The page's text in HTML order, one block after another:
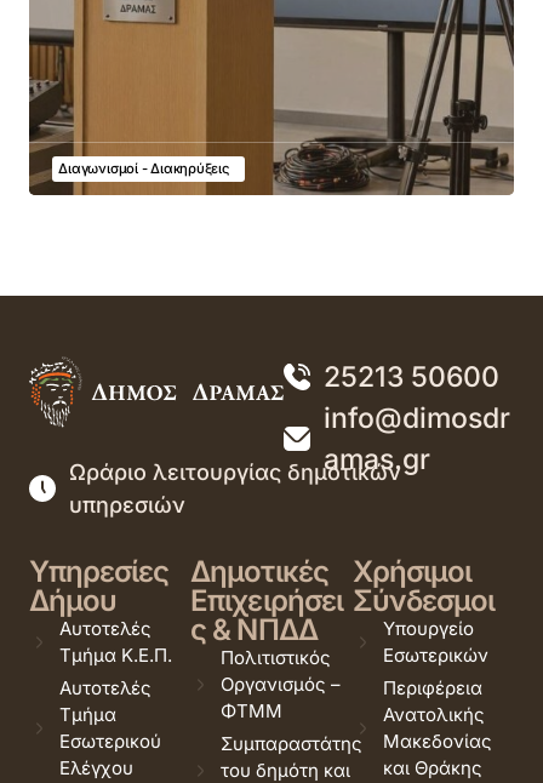
Διαγωνισμοί - Διακηρύξεις
25213 50600
info@dimosdr
amas.gr
Ωράριο λειτουργίας δημοτικών
υπηρεσιών
Υπηρεσίες
Δήμου
Αυτοτελές
Τμήμα Κ.Ε.Π.
Αυτοτελές
Τμήμα
Εσωτερικού
Ελέγχου
Δημοτικές
Επιχειρήσει
ς & ΝΠΔΔ
Πολιτιστικός
Οργανισμός –
ΦΤΜΜ
Συμπαραστάτης
του δημότη και
Χρήσιμοι
Σύνδεσμοι
Υπουργείο
Εσωτερικών
Περιφέρεια
Ανατολικής
Μακεδονίας
και Θράκης